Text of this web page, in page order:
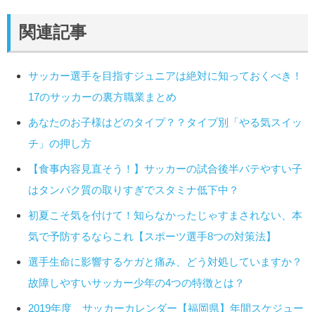
関連記事
サッカー選手を目指すジュニアは絶対に知っておくべき！
17のサッカーの裏方職業まとめ
あなたのお子様はどのタイプ？？タイプ別「やる気スイッ
チ」の押し方
【食事内容見直そう！】サッカーの試合後半バテやすい子
はタンパク質の取りすぎでスタミナ低下中？
初夏こそ気を付けて！知らなかったじゃすまされない、本
気で予防するならこれ【スポーツ選手8つの対策法】
選手生命に影響するケガと痛み、どう対処していますか？
故障しやすいサッカー少年の4つの特徴とは？
2019年度 サッカーカレンダー【福岡県】年間スケジュー